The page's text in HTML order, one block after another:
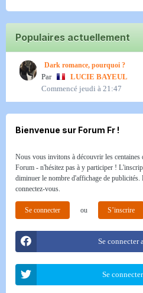
Populaires actuellement
Dark romance, pourquoi ?
Par
LUCIE BAYEUL
Commencé jeudi à 21:47
Bienvenue sur Forum Fr !
Nous vous invitons à découvrir les
Forum - n'hésitez pas à y participer !
diminuer le nombre d'affichage de
connectez-vous.
Se connecter ou S’inscrire
Se connecter
Se